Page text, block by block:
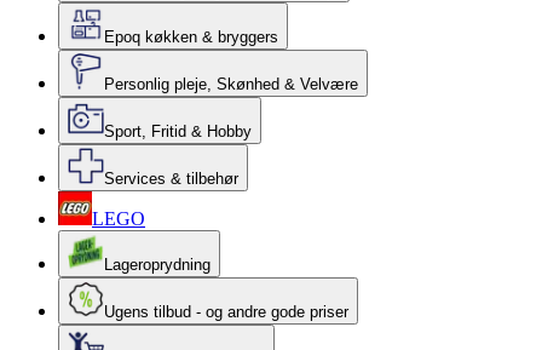
Epoq køkken & bryggers
Personlig pleje, Skønhed & Velvære
Sport, Fritid & Hobby
Services & tilbehør
LEGO
Lageroprydning
Ugens tilbud - og andre gode priser